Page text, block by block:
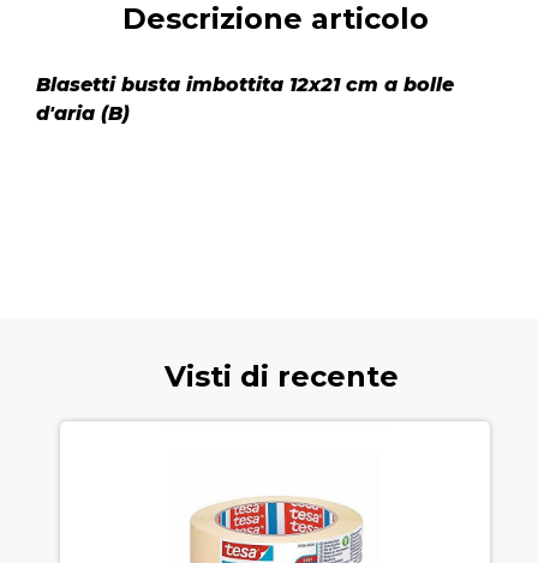
Descrizione articolo
Blasetti busta imbottita 12x21 cm a bolle
d'aria (B)
Visti di recente